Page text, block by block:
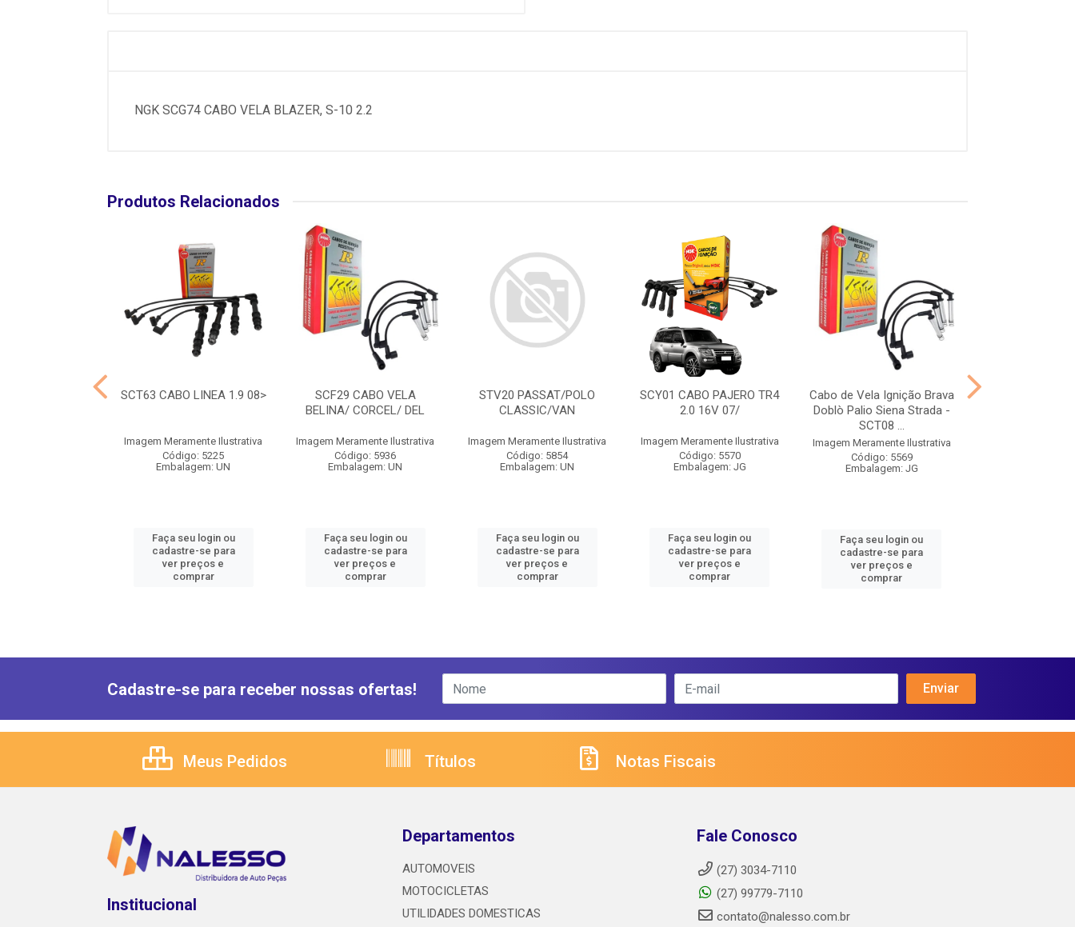
NGK SCG74 CABO VELA BLAZER, S-10 2.2
Produtos Relacionados
SCT63 CABO LINEA 1.9 08>
Imagem Meramente Ilustrativa
Código: 5225
Embalagem: UN
Faça seu login ou
cadastre-se para
ver preços e
comprar
SCF29 CABO VELA
BELINA/ CORCEL/ DEL
Imagem Meramente Ilustrativa
Código: 5936
Embalagem: UN
Faça seu login ou
cadastre-se para
ver preços e
comprar
STV20 PASSAT/POLO
CLASSIC/VAN
Imagem Meramente Ilustrativa
Código: 5854
Embalagem: UN
Faça seu login ou
cadastre-se para
ver preços e
comprar
SCY01 CABO PAJERO TR4
2.0 16V 07/
Imagem Meramente Ilustrativa
Código: 5570
Embalagem: JG
Faça seu login ou
cadastre-se para
ver preços e
comprar
Cabo de Vela Ignição Brava
Doblò Palio Siena Strada -
SCT08 ...
Imagem Meramente Ilustrativa
Código: 5569
Embalagem: JG
Faça seu login ou
cadastre-se para
ver preços e
comprar
Cadastre-se para receber nossas ofertas!
Meus Pedidos Títulos Notas Fiscais
Institucional
Departamentos
AUTOMOVEIS
MOTOCICLETAS
UTILIDADES DOMESTICAS
Fale Conosco
(27) 3034-7110
(27) 99779-7110
contato@nalesso.com.br